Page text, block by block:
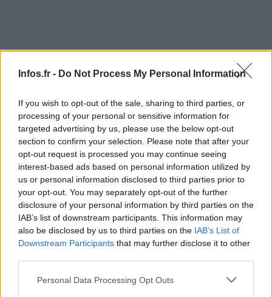
Infos.fr - Do Not Process My Personal Information
If you wish to opt-out of the sale, sharing to third parties, or
processing of your personal or sensitive information for
targeted advertising by us, please use the below opt-out
section to confirm your selection. Please note that after your
opt-out request is processed you may continue seeing
interest-based ads based on personal information utilized by
us or personal information disclosed to third parties prior to
your opt-out. You may separately opt-out of the further
disclosure of your personal information by third parties on the
IAB’s list of downstream participants. This information may
also be disclosed by us to third parties on the IAB’s List of
Downstream Participants that may further disclose it to other
Please note that this website/app uses one or more Google
Personal Data Processing Opt Outs
AUTEUR
Infos.fr Unit